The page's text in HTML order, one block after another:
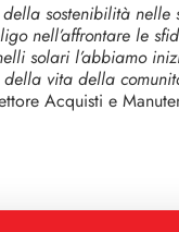
sostenibilità
nell’affrontare le
solari l’abbiamo
vita della
Acquisti e